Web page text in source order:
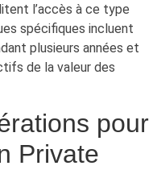
l’accès à ce type
spécifiques incluent
plusieurs années et
de la valeur des
pour
Private